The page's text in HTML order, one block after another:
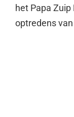
het Papa
optredens